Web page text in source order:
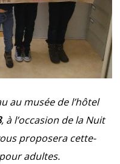
au musée de l’hôtel
, à l’occasion de la Nuit
proposera cette-
adultes.